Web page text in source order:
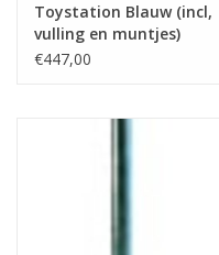
Toystation Blauw (incl,
vulling en muntjes)
€447,00